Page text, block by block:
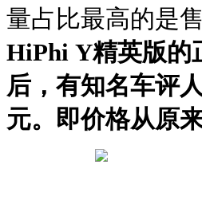
量占比最高的是
HiPhi Y精英版的
后，有知名车评
元。即价格从原